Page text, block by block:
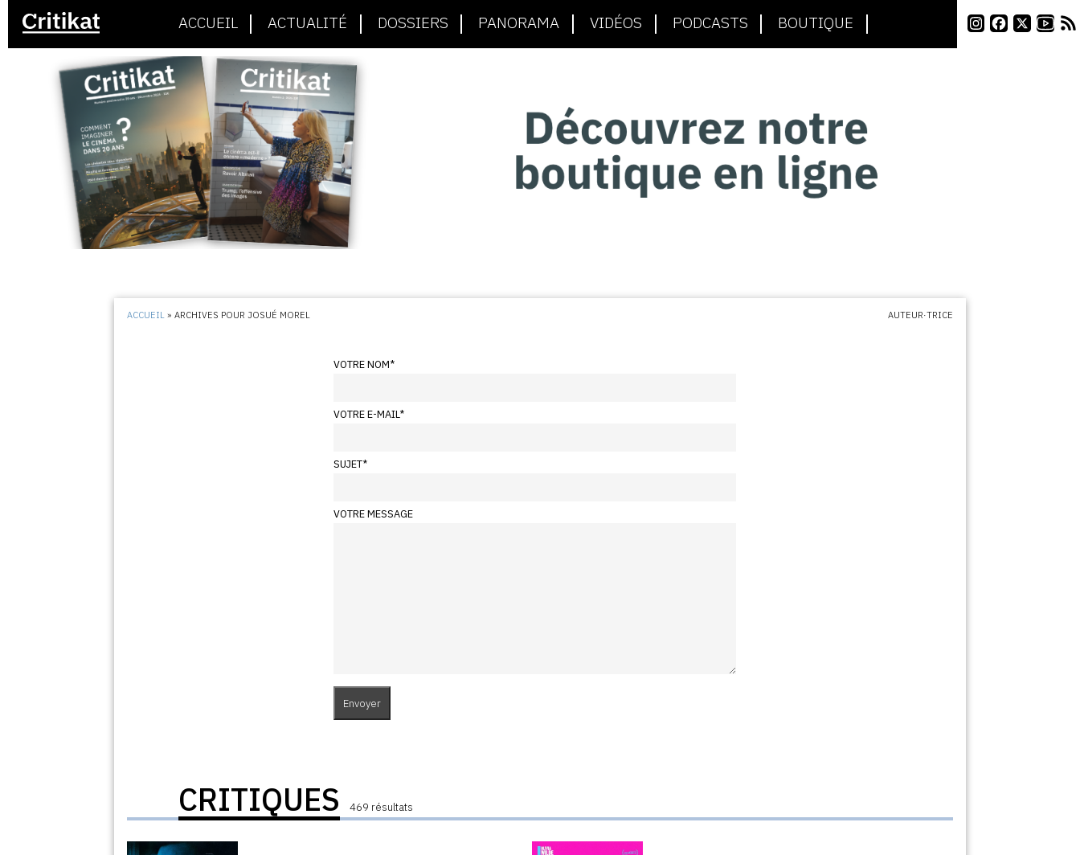
ACCUEIL ACTUALITÉ DOSSIERS PANORAMA VIDÉOS PODCASTS BOUTIQUE
ACCUEIL »ARCHIVES POUR JOSUÉ MOREL AUTEUR·TRICE
VOTRE NOM*
VOTRE E-MAIL*
SUJET*
VOTRE MESSAGE
CRITIQUES 469 résultats